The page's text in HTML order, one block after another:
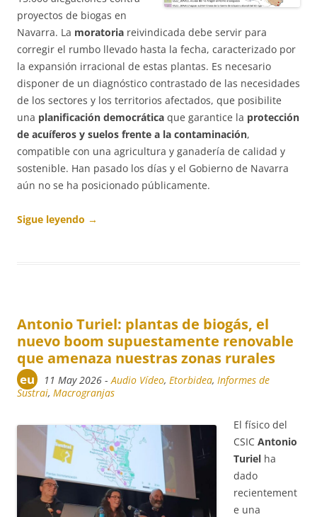
proyectos de biogas en
Navarra. La moratoria reivindicada debe servir para
corregir el rumbo llevado hasta la fecha, caracterizado por
la expansión irracional de estas plantas. Es necesario
disponer de un diagnóstico contrastado de las necesidades
de los sectores y los territorios afectados, que posibilite
una planificación democrática que garantice la protección
de acuíferos y suelos frente a la contaminación,
compatible con una agricultura y ganadería de calidad y
sostenible. Han pasado los días y el Gobierno de Navarra
aún no se ha posicionado públicamente.
Sigue leyendo →
Antonio Turiel: plantas de biogás, el
nuevo boom supuestamente renovable
que amenaza nuestras zonas rurales
eu 11 May 2026 -Audio Vídeo,Etorbidea,Informes de
Sustrai, Macrogranjas
El físico del
CSIC Antonio
Turiel ha
dado
recientement
e una